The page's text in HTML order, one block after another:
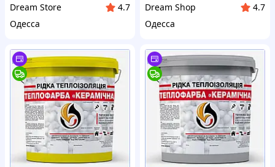
Dream Store
4.7
Одесса
Dream Shop
4.7
Одесса